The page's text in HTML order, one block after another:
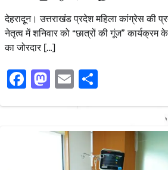
देहरादून। उत्तराखंड प्रदेश महिला कांग्रेस की
नेतृत्व में शनिवार को “छात्रों की गूंज” कार्यक्रम
का जोरदार […]
Facebook
Mastodon
Email